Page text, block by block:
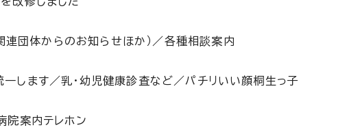
連団体からのお知らせほか）／各種相談案内
します／乳・幼児健康診査など／パチリいい顔桐生っ子
院案内テレホン